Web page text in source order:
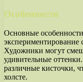
Особенности
Основные
экспериментирование
Художники могут
удивительные
различные кисточки,
холсте.